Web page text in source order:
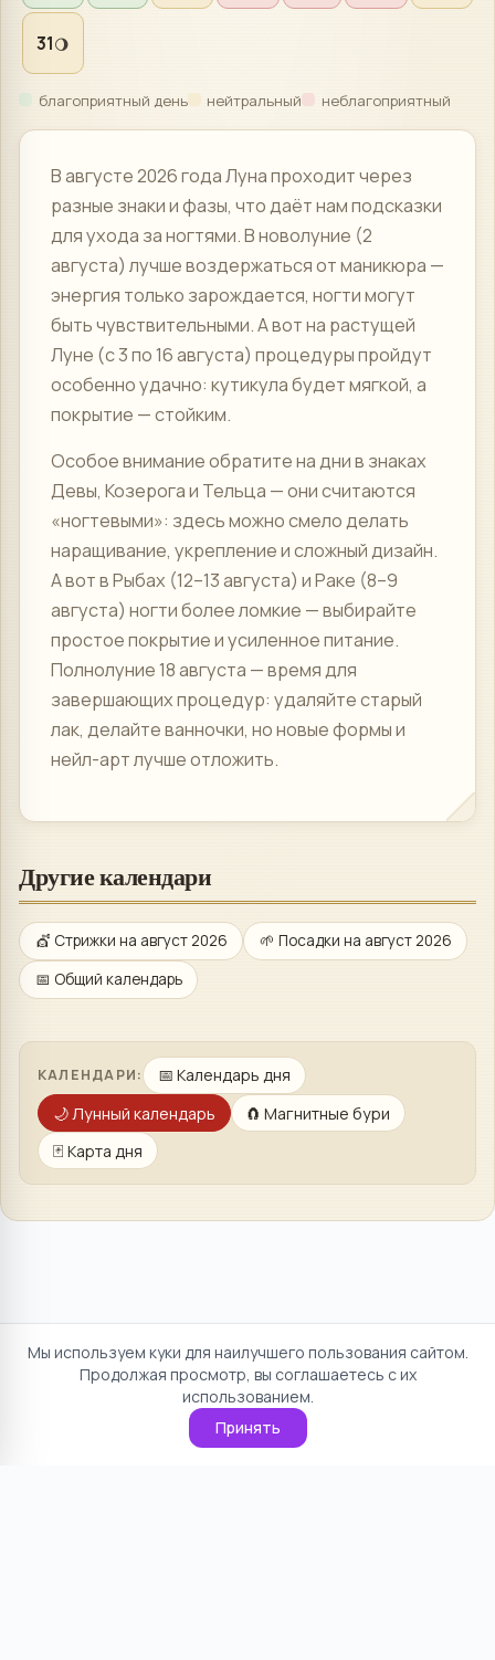
31🌖
благоприятный день нейтральный неблагоприятный
В августе 2026 года Луна проходит через
разные знаки и фазы, что даёт нам подсказки
для ухода за ногтями. В новолуние (2
августа) лучше воздержаться от маникюра —
энергия только зарождается, ногти могут
быть чувствительными. А вот на растущей
Луне (с 3 по 16 августа) процедуры пройдут
особенно удачно: кутикула будет мягкой, а
покрытие — стойким.
Особое внимание обратите на дни в знаках
Девы, Козерога и Тельца — они считаются
«ногтевыми»: здесь можно смело делать
наращивание, укрепление и сложный дизайн.
А вот в Рыбах (12–13 августа) и Раке (8–9
августа) ногти более ломкие — выбирайте
простое покрытие и усиленное питание.
Полнолуние 18 августа — время для
завершающих процедур: удаляйте старый
лак, делайте ванночки, но новые формы и
нейл-арт лучше отложить.
Другие календари
💇 Стрижки на август 2026 🌱 Посадки на август 2026
📅 Общий календарь
КАЛЕНДАРИ: 📅 Календарь дня
🌙 Лунный календарь 🧲 Магнитные бури
🃏 Карта дня
Мы используем куки для наилучшего пользования сайтом.
Продолжая просмотр, вы соглашаетесь с их
использованием.
Принять